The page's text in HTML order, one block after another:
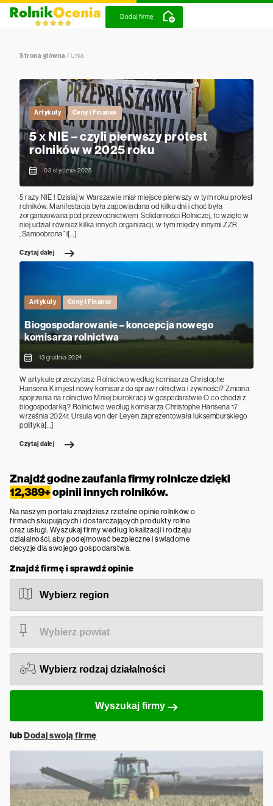
Dodaj firmę
Strona główna / Unia
Artykuły Ceny i Finanse
5 x NIE – czyli pierwszy protest
rolników w 2025 roku
03 stycznia 2025
5 razy NIE ! Dzisiaj w Warszawie miał miejsce pierwszy w tym roku protest
rolników. Manifestacja była zapowiadana od kilku dni i choć była
zorganizowana pod przewodnictwem Solidarności Rolniczej, to wzięło w
niej udział również kilka innych organizacji, w tym między innymi ZZR
„Samoobrona” i[…]
Czytaj dalej
Artykuły Ceny i Finanse
Biogospodarowanie – koncepcja nowego
komisarza rolnictwa
13 grudnia 2024
W artykule przeczytasz: Rolnictwo według komisarza Christophe
Hansena Kim jest nowy komisarz do spraw rolnictwa i żywności? Zmiana
spojrzenia na rolnictwo Mniej biurokracji w gospodarstwie O co chodzi z
biogospodarką? Rolnictwo według komisarza Christophe Hansena 17
września 2024r. Ursula von der Leyen zaprezentowała luksemburskiego
polityka[…]
Czytaj dalej
Znajdź godne zaufania firmy rolnicze dzięki
12,389+opinii innych rolników.
Na naszym portalu znajdziesz rzetelne opinie rolników o
firmach skupujących i dostarczających produkty rolne
oraz usługi. Wyszukaj firmy według lokalizacji i rodzaju
działalności, aby podejmować bezpieczne i świadome
decyzje dla swojego gospodarstwa.
Znajdź firmę i sprawdź opinie
Wyszukaj firmy
lubDodaj swoją firmę